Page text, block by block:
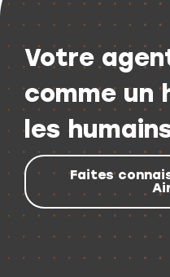
Votre
comme un
les
Faites